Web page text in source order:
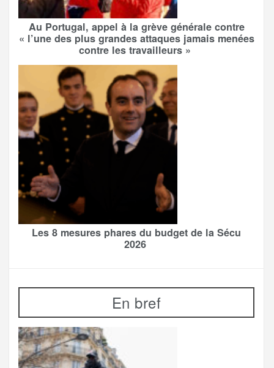
Au Portugal, appel à la grève générale contre
« l’une des plus grandes attaques jamais menées
contre les travailleurs »
Les 8 mesures phares du budget de la Sécu
2026
En bref